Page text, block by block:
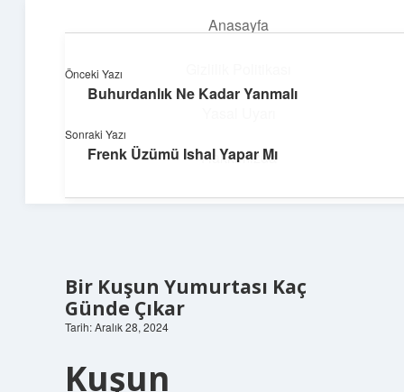
Anasayfa
Hakkımızda
Bir Kuşun Yumurtası Kaç
Günde Çıkar
Tarih: Aralık 28, 2024
Kuşun
Önceki Yazı
Buhurdanlık Ne Kadar Yanmalı
Sonraki Yazı
Frenk Üzümü Ishal Yapar Mı